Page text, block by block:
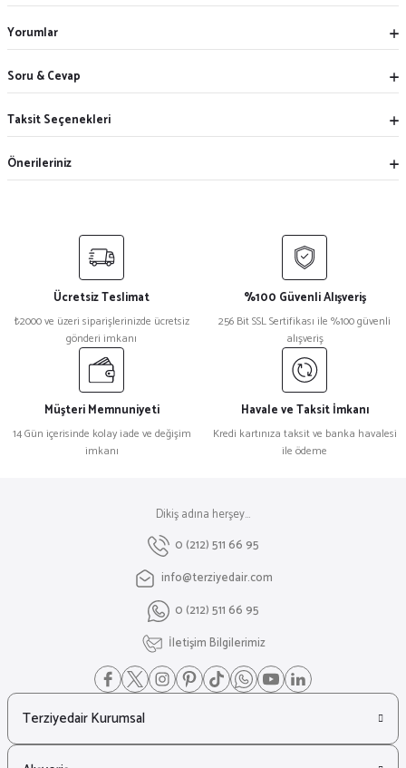
Yorumlar
Soru & Cevap
Taksit Seçenekleri
Önerileriniz
Ücretsiz Teslimat
₺2000 ve üzeri siparişlerinizde ücretsiz
gönderi imkanı
%100 Güvenli Alışveriş
256 Bit SSL Sertifikası ile %100 güvenli
alışveriş
Müşteri Memnuniyeti
14 Gün içerisinde kolay iade ve değişim
imkanı
Havale ve Taksit İmkanı
Kredi kartınıza taksit ve banka havalesi
ile ödeme
Dikiş adına herşey...
0 (212) 511 66 95
info@terziyedair.com
0 (212) 511 66 95
İletişim Bilgilerimiz
Terziyedair Kurumsal